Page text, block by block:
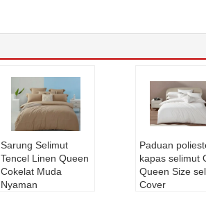
Sarung Selimut
Tencel Linen Queen
Cokelat Muda
Nyaman
Paduan
kapas selimut
Queen Size
Cover